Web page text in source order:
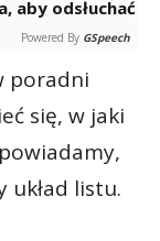
Powered By GSpeech
poradni
się, w jaki
układ listu.